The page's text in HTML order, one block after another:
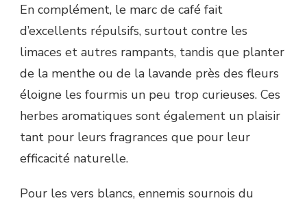
En complément, le marc de café fait
d’excellents répulsifs, surtout contre les
limaces et autres rampants, tandis que planter
de la menthe ou de la lavande près des fleurs
éloigne les fourmis un peu trop curieuses. Ces
herbes aromatiques sont également un plaisir
tant pour leurs fragrances que pour leur
efficacité naturelle.
Pour les vers blancs, ennemis sournois du